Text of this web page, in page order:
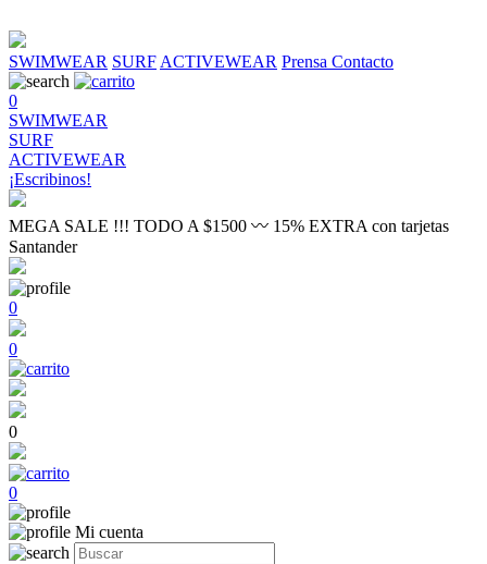
SWIMWEAR SURF ACTIVEWEAR Prensa Contacto
0
SWIMWEAR
SURF
ACTIVEWEAR
¡Escribinos!
MEGA SALE !!! TODO A $1500 〰 15% EXTRA con tarjetas
Santander
0
0
0
0
Mi cuenta